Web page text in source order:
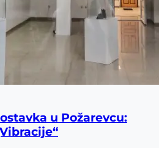
u Požarevcu: